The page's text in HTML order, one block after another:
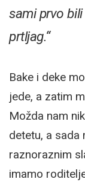
sami prvo
prtljag.“
Bake i deke
jede, a zatim
Možda nam
detetu, a sada
raznoraznim
imamo